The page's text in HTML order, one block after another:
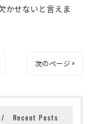
かせないと言えま
次のページ >
Recent Posts